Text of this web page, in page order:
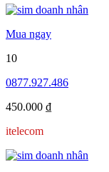
Mua ngay
10
0877.927.486
450.000 ₫
itelecom